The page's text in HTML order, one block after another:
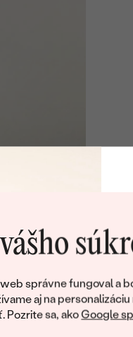
správne fungoval a
aj na
Pozrite sa, akoGoogle